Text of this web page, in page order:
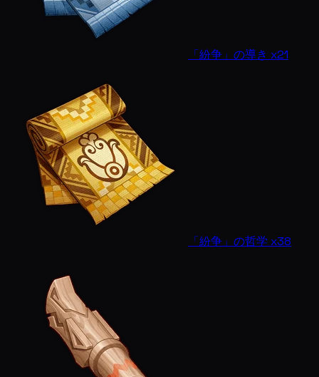
「紛争」の導き x21
「紛争」の哲学 x38